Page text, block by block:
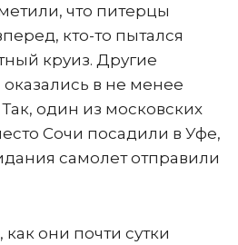
что питерцы
кто-то пытался
круиз. Другие
в не менее
один из московских
Сочи посадили в Уфе,
самолет отправили
они почти сутки